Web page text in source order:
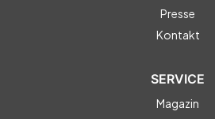
Presse
Kontakt
SERVICE
Magazin